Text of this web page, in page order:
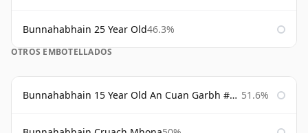
Bunnahabhain 25 Year Old46.3%
OTROS EMBOTELLADOS
Bunnahabhain 15 Year Old An Cuan Garbh #1 Westering Home Collection 51.6%